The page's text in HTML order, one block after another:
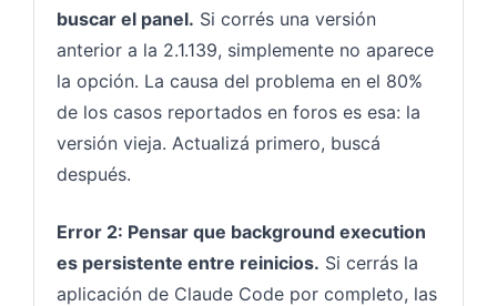
buscar el panel. Si corrés una versión
anterior a la 2.1.139, simplemente no aparece
la opción. La causa del problema en el 80%
de los casos reportados en foros es esa: la
versión vieja. Actualizá primero, buscá
después.
Error 2: Pensar que background execution
es persistente entre reinicios. Si cerrás la
aplicación de Claude Code por completo, las